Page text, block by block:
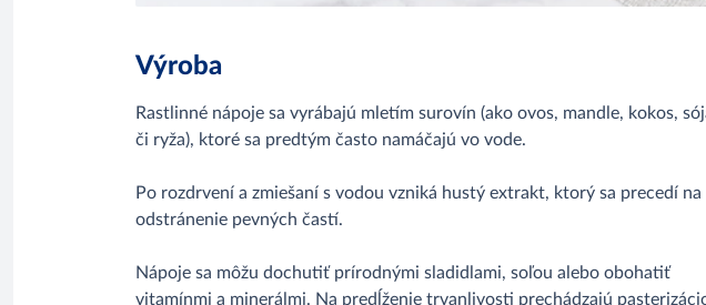
Výroba
Rastlinné nápoje sa vyrábajú mletím surovín (ako ovos, mandle, kokos,
či ryža), ktoré sa predtým často namáčajú vo vode.
Po rozdrvení a zmiešaní s vodou vzniká hustý extrakt, ktorý sa precedí na
odstránenie pevných častí.
Nápoje sa môžu dochutiť prírodnými sladidlami, soľou alebo obohatiť
vitamínmi a minerálmi. Na predĺženie trvanlivosti prechádzajú